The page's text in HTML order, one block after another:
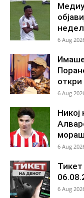
6 Aug
откри
6 Aug
Никој
6 Aug
6 Aug